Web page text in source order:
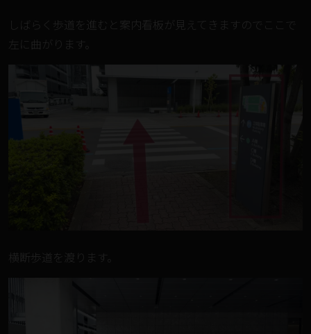
しばらく歩道を進むと案内看板が見えてきますのでここで
左に曲がります。
横断歩道を渡ります。